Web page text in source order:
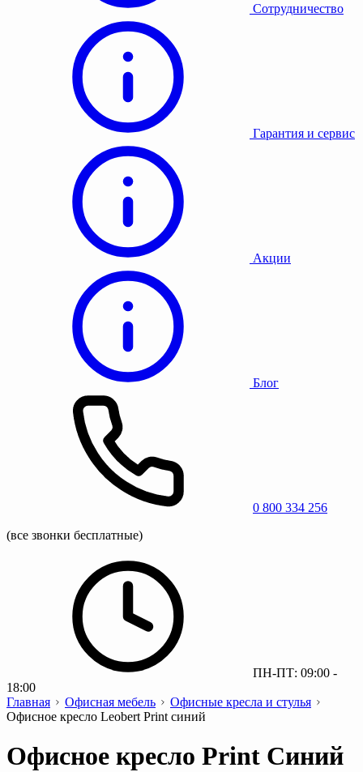
Сотрудничество
Гарантия и сервис
Акции
Блог
0 800 334 256
(все звонки бесплатные)
ПН-ПТ: 09:00 -
18:00
Главная
Офисная мебель
Офисные кресла и стулья
Офисное кресло Leobert Print синий
Офисное кресло Print Синий